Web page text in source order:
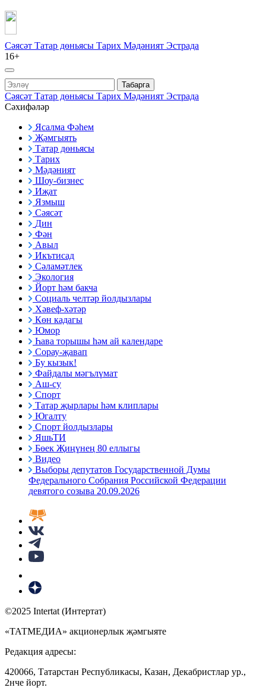
Сәясәт Татар дөньясы Тарих Мәдәният Эстрада
16+
Табарга
Сәясәт Татар дөньясы Тарих Мәдәният Эстрада
Сәхифәләр
Ясалма Фәһем
Җәмгыять
Татар дөньясы
Тарих
Мәдәният
Шоу-бизнес
Иҗат
Язмыш
Сәясәт
Дин
Фән
Авыл
Икътисад
Сәламәтлек
Экология
Йорт һәм бакча
Социаль челтәр йолдызлары
Хәвеф-хәтәр
Көн кадагы
Юмор
Һава торышы һәм ай календаре
Сорау-җавап
Бу кызык!
Файдалы мәгълүмат
Аш-су
Спорт
Татар җырлары һәм клиплары
Югалту
Спорт йолдызлары
ЯшьТИ
Бөек Җиңүнең 80 еллыгы
Видео
Выборы депутатов Государственной Думы
Федерального Собрания Российской Федерации
девятого созыва 20.09.2026
©2025 Intertat (Интертат)
«ТАТМЕДИА» акционерлык җәмгыяте
Редакция адресы:
420066, Татарстан Республикасы, Казан, Декабристлар ур.,
2нче йорт.